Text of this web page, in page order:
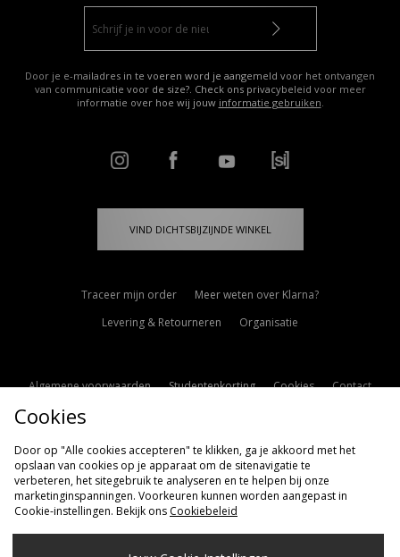
Door je e-mailadres in te voeren word je aangemeld voor het ontvangen
van communicatie voor de size?. Check ons privacybeleid voor meer
informatie over hoe wij jouw informatie gebruiken.
VIND DICHTSBIJZIJNDE WINKEL
Traceer mijn order
Meer weten over Klarna?
Levering & Retourneren
Organisatie
Algemene voorwaarden Studentenkorting Cookies
Contact
Cookie Instellingen
Verzenden Naar
Cookies
Door op "Alle cookies accepteren" te klikken, ga je akkoord met het
opslaan van cookies op je apparaat om de sitenavigatie te
verbeteren, het sitegebruik te analyseren en te helpen bij onze
marketinginspanningen. Voorkeuren kunnen worden aangepast in
Cookie-instellingen. Bekijk ons Cookiebeleid